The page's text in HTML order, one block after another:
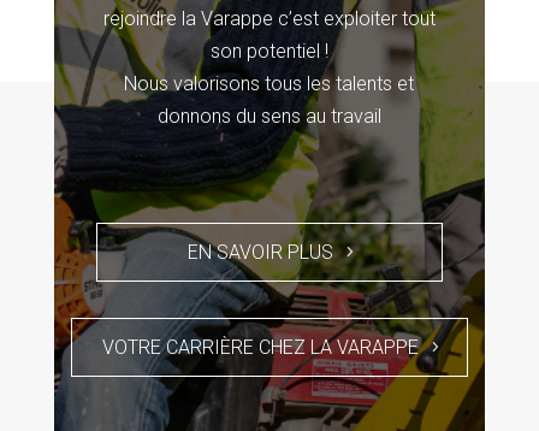
rejoindre la Varappe c’est exploiter tout
son potentiel !
Nous valorisons tous les talents et
donnons du sens au travail
EN SAVOIR PLUS
VOTRE CARRIÈRE CHEZ LA VARAPPE